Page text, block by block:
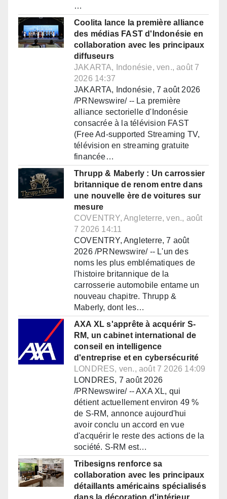
…
Coolita lance la première alliance
des médias FAST d'Indonésie en
collaboration avec les principaux
diffuseurs
JAKARTA, Indonésie, ven., août 7
2026 14:37
JAKARTA, Indonésie, 7 août 2026
/PRNewswire/ -- La première
alliance sectorielle d'Indonésie
consacrée à la télévision FAST
(Free Ad-supported Streaming TV,
télévision en streaming gratuite
financée…
Thrupp & Maberly : Un carrossier
britannique de renom entre dans
une nouvelle ère de voitures sur
mesure
COVENTRY, Angleterre, ven., août
7 2026 14:11
COVENTRY, Angleterre, 7 août
2026 /PRNewswire/ -- L'un des
noms les plus emblématiques de
l'histoire britannique de la
carrosserie automobile entame un
nouveau chapitre. Thrupp &
Maberly, dont les…
AXA XL s'apprête à acquérir S-
RM, un cabinet international de
conseil en intelligence
d'entreprise et en cybersécurité
LONDRES, ven., août 7 2026 14:09
LONDRES, 7 août 2026
/PRNewswire/ -- AXA XL, qui
détient actuellement environ 49 %
de S-RM, annonce aujourd'hui
avoir conclu un accord en vue
d'acquérir le reste des actions de la
société. S-RM est…
Tribesigns renforce sa
collaboration avec les principaux
détaillants américains spécialisés